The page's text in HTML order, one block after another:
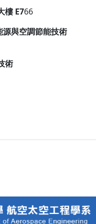
樓 E766
與空調節能技術
術